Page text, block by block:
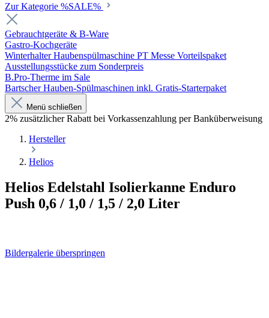
Zur Kategorie %SALE%
Gebrauchtgeräte & B-Ware
Gastro-Kochgeräte
Winterhalter Haubenspülmaschine PT Messe Vorteilspaket
Ausstellungsstücke zum Sonderpreis
B.Pro-Therme im Sale
Bartscher Hauben-Spülmaschinen inkl. Gratis-Starterpaket
Menü schließen
2% zusätzlicher Rabatt bei Vorkassenzahlung per Banküberweisung
Hersteller
Helios
Helios Edelstahl Isolierkanne Enduro
Push 0,6 / 1,0 / 1,5 / 2,0 Liter
Bildergalerie überspringen